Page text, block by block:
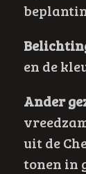
en de
Ander
uit de
tonen in